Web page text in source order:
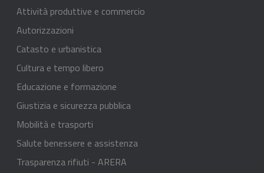
Attività produttive e commercio
Autorizzazioni
Catasto e urbanistica
Cultura e tempo libero
Educazione e formazione
Giustizia e sicurezza pubblica
Mobilità e trasporti
Salute benessere e assistenza
Trasparenza rifiuti - ARERA